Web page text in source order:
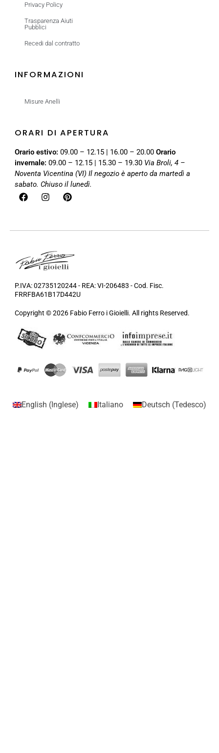
Privacy Policy
Trasparenza Aiuti
Pubblici
Recedi dal contratto
INFORMAZIONI
Misure Anelli
ORARI DI APERTURA
Orario estivo: 09.00 – 12.15 | 16.00 – 20.00 Orario
invernale: 09.00 – 12.15 | 15.30 – 19.30 Via Broli, 4 –
Noventa Vicentina (VI) Il negozio è aperto da martedì a
sabato. Chiuso il lunedì.
P.IVA: 02735120244 - REA: VI-206483 - Cod. Fisc.
FRRFBA61B17D442U
Copyright © 2026 Fabio Ferro i Gioielli. All rights Reserved.
English (Inglese) Italiano Deutsch (Tedesco)